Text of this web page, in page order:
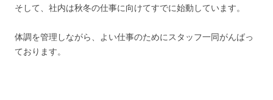
そして、社内は秋冬の仕事に向けてすでに始動しています。
体調を管理しながら、よい仕事のためにスタッフ一同がんばっ
ております。